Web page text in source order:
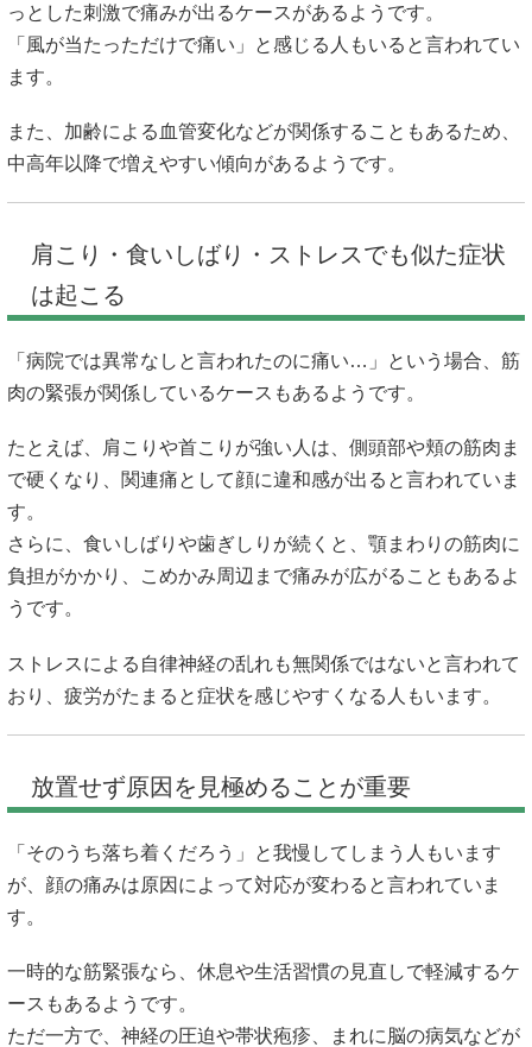
っとした刺激で痛みが出るケースがあるようです。
「風が当たっただけで痛い」と感じる人もいると言われてい
ます。
また、加齢による血管変化などが関係することもあるため、
中高年以降で増えやすい傾向があるようです。
肩こり・食いしばり・ストレスでも似た症状
は起こる
「病院では異常なしと言われたのに痛い…」という場合、筋
肉の緊張が関係しているケースもあるようです。
たとえば、肩こりや首こりが強い人は、側頭部や頬の筋肉ま
で硬くなり、関連痛として顔に違和感が出ると言われていま
す。
さらに、食いしばりや歯ぎしりが続くと、顎まわりの筋肉に
負担がかかり、こめかみ周辺まで痛みが広がることもあるよ
うです。
ストレスによる自律神経の乱れも無関係ではないと言われて
おり、疲労がたまると症状を感じやすくなる人もいます。
放置せず原因を見極めることが重要
「そのうち落ち着くだろう」と我慢してしまう人もいます
が、顔の痛みは原因によって対応が変わると言われていま
す。
一時的な筋緊張なら、休息や生活習慣の見直しで軽減するケ
ースもあるようです。
ただ一方で、神経の圧迫や帯状疱疹、まれに脳の病気などが